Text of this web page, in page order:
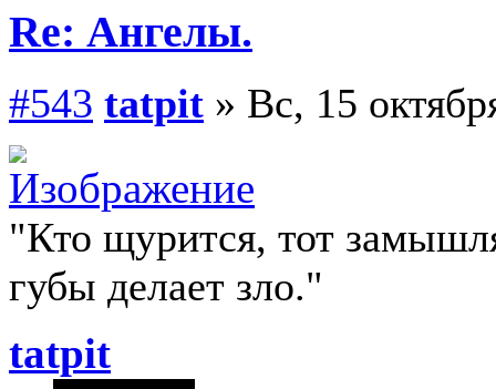
Re: Ангелы.
#543 tatpit » Вс, 15
"Кто щурится, тот
губы делает зло."
tatpit